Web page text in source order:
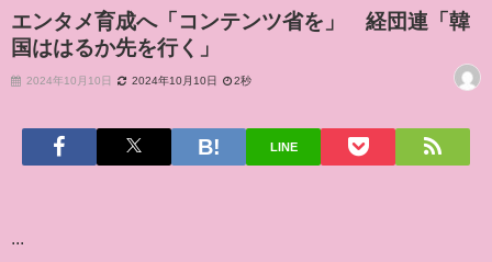
エンタメ育成へ「コンテンツ省を」 経団連「韓
国ははるか先を行く」
2024年10月10日 2024年10月10日 2秒
LINE